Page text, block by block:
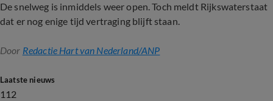
De snelweg is inmiddels weer open. Toch meldt Rijkswaterstaat
dat er nog enige tijd vertraging blijft staan.
Door Redactie Hart van Nederland/ANP
Laatste nieuws
112